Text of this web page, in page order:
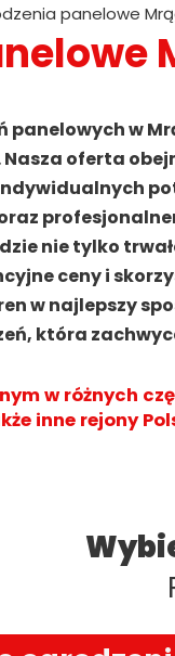
panelowe
w
oferta
nie tylko
ceny i
w najlepszy
która
w różnych
inne rejony